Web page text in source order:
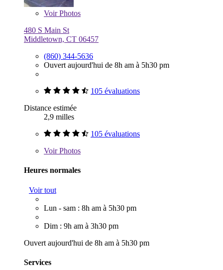
VoirPhotos
480 S Main St
Middletown, CT 06457
(860) 344-5636
Ouvert aujourd'hui de 8h am à 5h30 pm
105 évaluations
Distance estimée
2,9 milles
105 évaluations
VoirPhotos
Heures normales
Voir tout
Lun - sam : 8h am à 5h30 pm
Dim : 9h am à 3h30 pm
Ouvert aujourd'hui de 8h am à 5h30 pm
Services